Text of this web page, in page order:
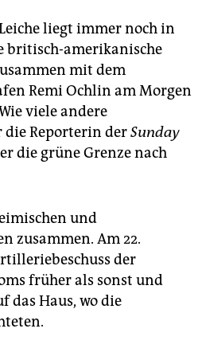
liegt immer noch in
britisch-amerikanische
mit dem
Remi Ochlin am Morgen
viele andere
die Reporterin derSunday
die grüne Grenze nach
und
zusammen. Am 22.
der
früher als sonst und
das Haus, wo die